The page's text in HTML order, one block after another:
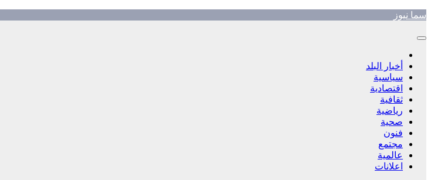
Skip
content
سما نيوز
أخبار البلد
سياسية
اقتصادية
ثقافية
رياضية
صحية
فنون
مجتمع
عالمية
اعلانات